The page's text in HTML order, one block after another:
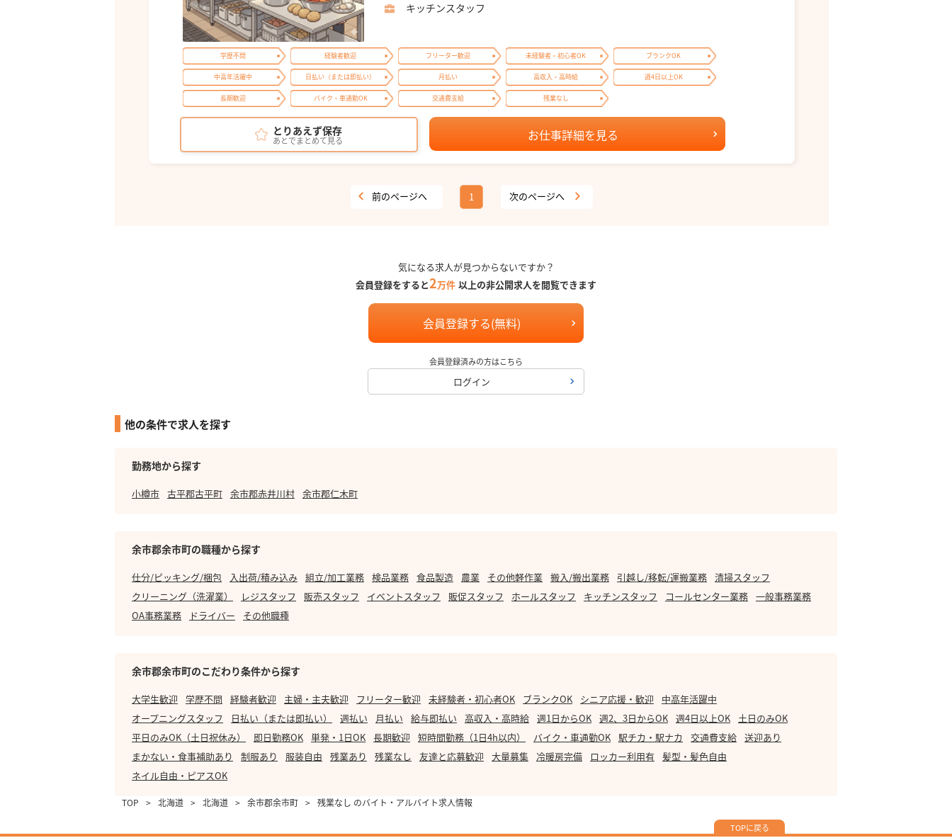
キッチンスタッフ
学歴不問 経験者歓迎 フリーター歓迎 未経験者・初心者OK ブランクOK
中高年活躍中 日払い（または即払い） 月払い 高収入・高時給 週4日以上OK
長期歓迎 バイク・車通勤OK 交通費支給 残業なし
とりあえず保存
あとでまとめて見る お仕事詳細を見る
前のページへ 1 次のページへ
気になる求人が見つからないですか？
会員登録をすると2万件 以上の非公開求人を閲覧できます
会員登録する(無料)
会員登録済みの方はこちら
ログイン
他の条件で求人を探す
勤務地から探す
小樽市 古平郡古平町 余市郡赤井川村 余市郡仁木町
余市郡余市町の職種から探す
仕分/ピッキング/梱包 入出荷/積み込み 組立/加工業務 検品業務 食品製造 農業 その他軽作業 搬入/搬出業務 引越し/移転/運搬業務 清掃スタッフ
クリーニング（洗濯業）
レジスタッフ 販売スタッフ イベントスタッフ 販促スタッフ ホールスタッフ キッチンスタッフ コールセンター業務 一般事務業務
OA事務業務
ドライバー その他職種
余市郡余市町のこだわり条件から探す
大学生歓迎 学歴不問 経験者歓迎 主婦・主夫歓迎 フリーター歓迎 未経験者・初心者OK ブランクOK シニア応援・歓迎
中高年活躍中
オープニングスタッフ
日払い（または即払い） 週払い 月払い 給与即払い 高収入・高時給 週1日からOK 週2、3日からOK 週4日以上OK
土日のみOK
平日のみOK（土日祝休み）
即日勤務OK 単発・1日OK 長期歓迎 短時間勤務（1日4h以内） バイク・車通勤OK 駅チカ・駅ナカ 交通費支給 送迎あり
まかない・食事補助あり
制服あり 服装自由 残業あり 残業なし 友達と応募歓迎 大量募集 冷暖房完備 ロッカー利用有 髪型・髪色自由
ネイル自由・ピアスOK
TOP > 北海道 > 北海道 > 余市郡余市町 > 残業なし のバイト・アルバイト求人情報
TOPに戻る